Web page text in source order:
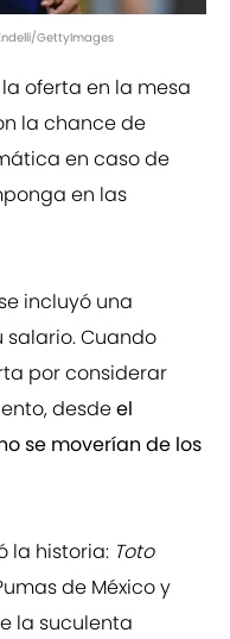
GettyImages
oferta en la mesa
la chance de
en caso de
en las
incluyó una
salario.Cuando
por considerar
desdeel
se moverían de los
la historia: Toto
de México y
la suculenta